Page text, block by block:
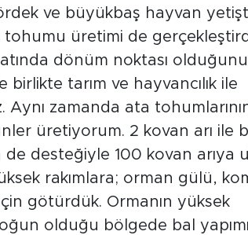
ve büyükbaş hayvan
tohumu üretimi de
dönüm noktası
tarım ve hayvancılık ile
Aynı zamanda ata
üretiyorum. 2 kovan arı ile
desteğiyle 100 kovan arıya
rakımlara; orman gülü,
götürdük. Ormanın yüksek
olduğu bölgede bal